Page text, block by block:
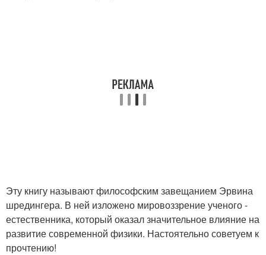
Эту книгу называют философским завещанием Эрвина
шредингера. В ней изложено мировоззрение ученого -
естественника, который оказал значительное влияние на
развитие современной физики. Настоятельно советуем к
прочтению!